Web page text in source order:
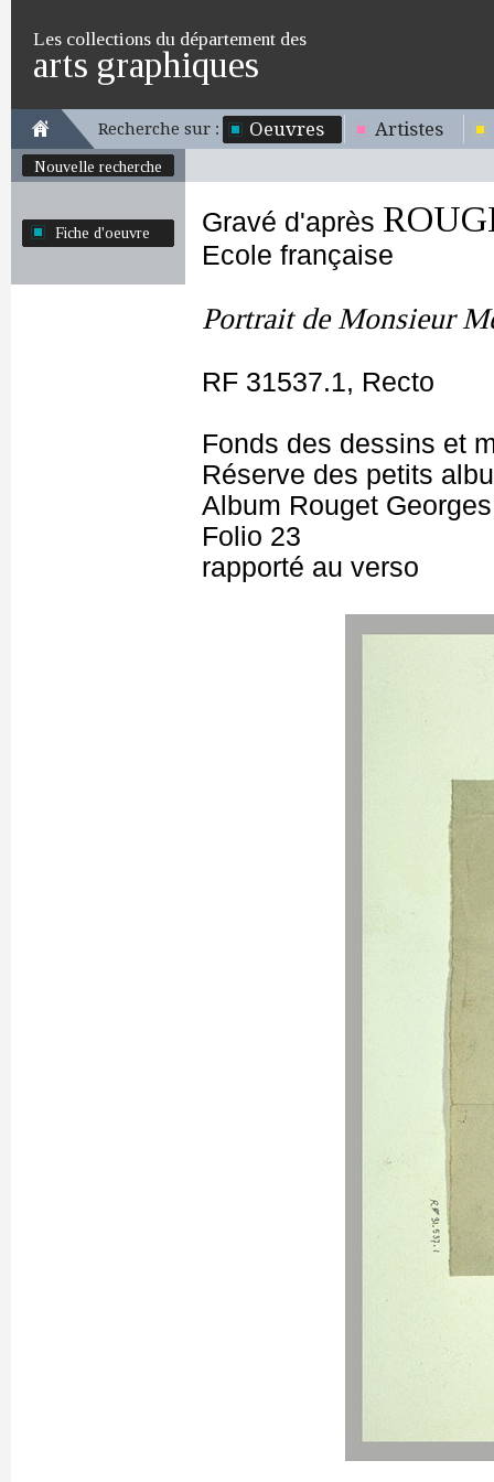
Les collections du département des
arts graphiques
Recherche sur : Oeuvres Artistes
Nouvelle recherche
Fiche d'oeuvre Gravé d'après
Ecole française
Portrait de Monsieur
RF 31537.1, Recto
Fonds des dessins et
Réserve des petits
Album Rouget Georges
Folio 23
rapporté au verso